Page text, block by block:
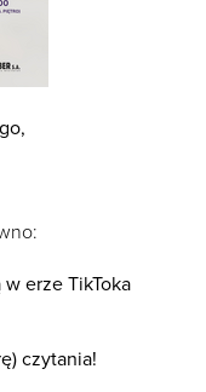
erze TikToka
czytania!